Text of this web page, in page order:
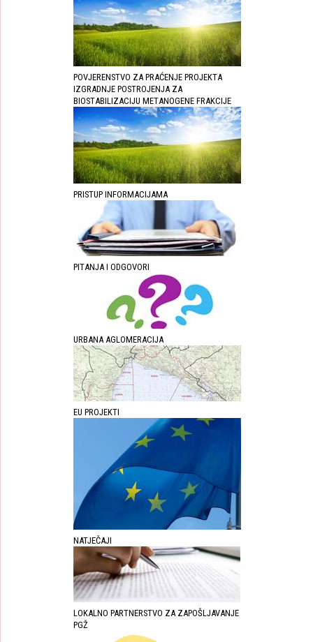
POVJERENSTVO ZA PRAĆENJE PROJEKTA
IZGRADNJE POSTROJENJA ZA
BIOSTABILIZACIJU METANOGENE FRAKCIJE
PRISTUP INFORMACIJAMA
PITANJA I ODGOVORI
URBANA AGLOMERACIJA
EU PROJEKTI
NATJEČAJI
LOKALNO PARTNERSTVO ZA ZAPOŠLJAVANJE
PGŽ